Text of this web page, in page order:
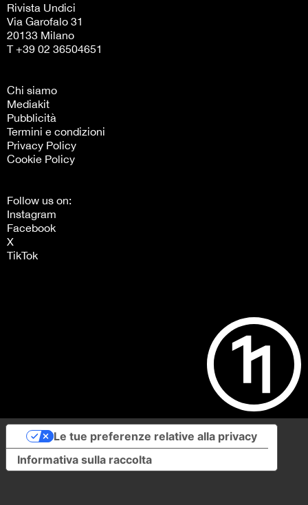
Rivista Undici
Via Garofalo 31
20133 Milano
T +39 02 36504651
Chi siamo
Mediakit
Pubblicità
Termini e condizioni
Privacy Policy
Cookie Policy
Follow us on:
Instagram
Facebook
X
TikTok
Informativa sulla raccolta
Le tue preferenze relative alla privacy